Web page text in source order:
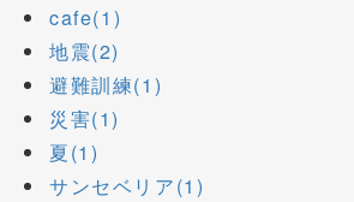
cafe(1)
地震(2)
避難訓練(1)
災害(1)
夏(1)
サンセベリア(1)